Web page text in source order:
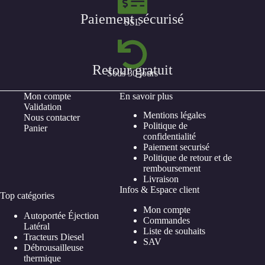
Paiement sécurisé
SSL
Retour gratuit
Sous 30 jours
Mon compte
Validation
Nous contacter
Panier
En savoir plus
Mentions légales
Politique de
confidentialité
Paiement securisé
Politique de retour et de
remboursement
Livraison
Top catégories
Autoportée Éjection
Latéral
Tracteurs Diesel
Débrousailleuse
thermique
Infos & Espace client
Mon compte
Commandes
Liste de souhaits
SAV